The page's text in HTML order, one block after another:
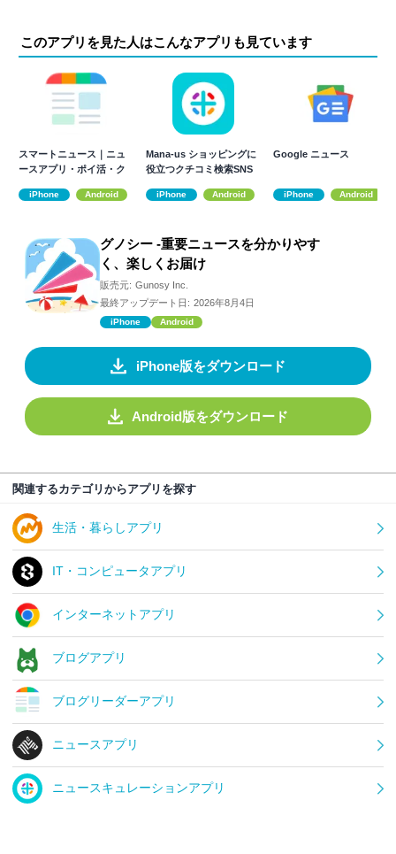
このアプリを見た人はこんなアプリも見ています
スマートニュース｜ニュ
ースアプリ・ポイ活・ク
iPhone Android
Mana-us ショッピングに
役立つクチコミ検索SNS
iPhone Android
Google ニュース
iPhone Android
グノシー -重要ニュースを分かりやす
く、楽しくお届け
販売元: Gunosy Inc.
最終アップデート日: 2026年8月4日
iPhone Android
iPhone版をダウンロード
Android版をダウンロード
関連するカテゴリからアプリを探す
生活・暮らしアプリ
IT・コンピュータアプリ
インターネットアプリ
ブログアプリ
ブログリーダーアプリ
ニュースアプリ
ニュースキュレーションアプリ